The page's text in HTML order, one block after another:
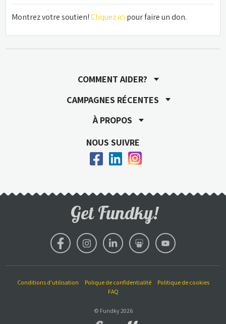
Montrez votre soutien! Cliquez ici pour faire un don.
COMMENT AIDER?
CAMPAGNES RÉCENTES
À PROPOS
NOUS SUIVRE
Get Fundky!
Conditions d'utilisation Polique de confidentialité
Politique de cookies
FAQ
© Fundky 2026